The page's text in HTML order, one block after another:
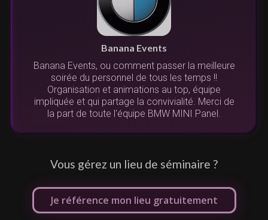
Banana Events
Banana Events, ou comment passer la meilleure
soirée du personnel de tous les temps !!
Organisation et animations au top, équipe
impliquée et qui partage la convivialité. Merci de
la part de toute l'équipe BMW MINI Panel.
Vous gérez un lieu de séminaire ?
Je référence mon lieu gratuitement